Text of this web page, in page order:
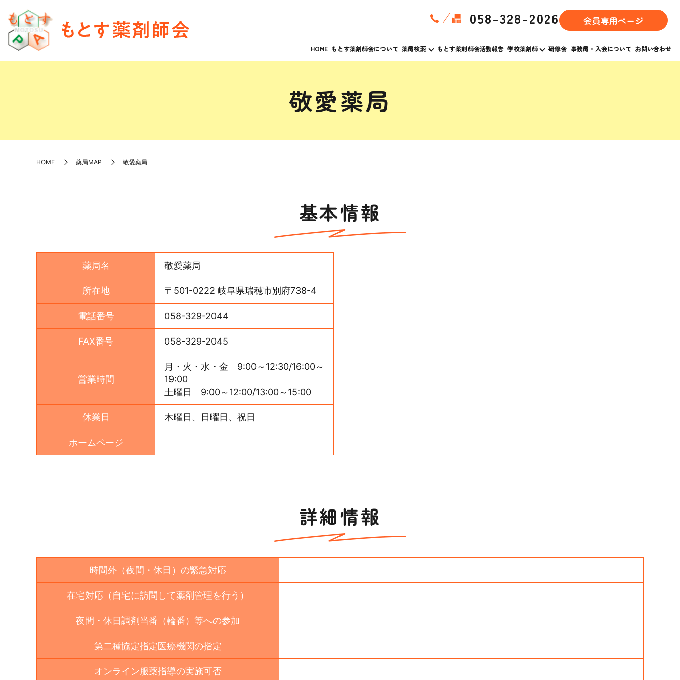
HOME もとす薬剤師会について 薬局検索 もとす薬剤師会活動報告 学校薬剤師 研修会 事務局・入会について お問い合わせ
058-328-2026 会員専用ページ
敬愛薬局
HOME 薬局MAP 敬愛薬局
基本情報
薬局名 敬愛薬局
所在地 〒501-0222 岐阜県瑞穂市別府738-4
電話番号 058-329-2044
FAX番号 058-329-2045
営業時間
月・火・水・金 9:00～12:30/16:00～
19:00
土曜日 9:00～12:00/13:00～15:00
休業日 木曜日、日曜日、祝日
ホームページ
詳細情報
時間外（夜間・休日）の緊急対応
在宅対応（自宅に訪問して薬剤管理を行う）
夜間・休日調剤当番（輪番）等への参加
第二種協定指定医療機関の指定
オンライン服薬指導の実施可否